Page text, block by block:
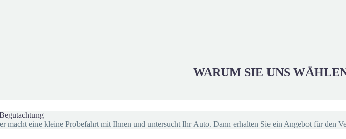
WARUM SIE UNS
macht eine kleine Probefahrt mit Ihnen und untersucht Ihr Auto. Dann erhalten Sie ein Angebot für den